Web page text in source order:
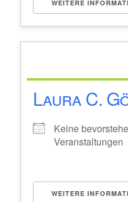
WEITERE
Laura C.
Keine
Veranstaltungen
WEITERE